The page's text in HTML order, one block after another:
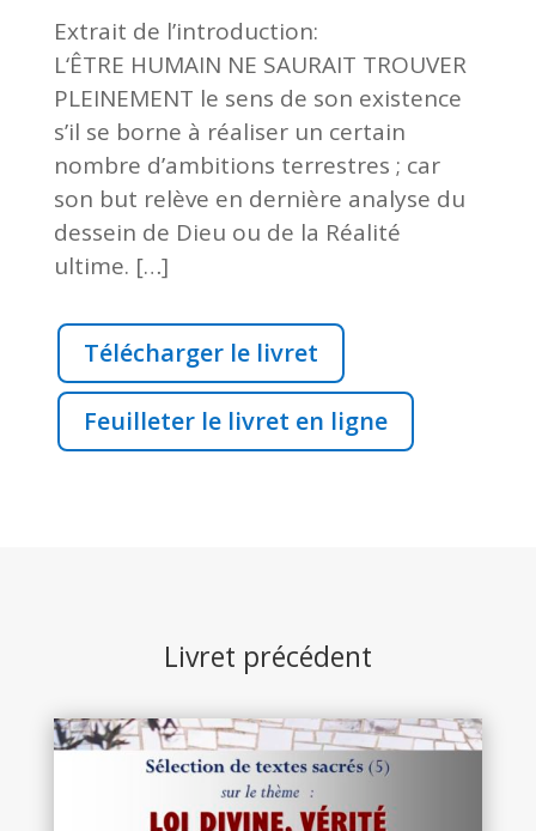
Extrait de l’introduction:
L‘ÊTRE HUMAIN NE SAURAIT TROUVER
PLEINEMENT le sens de son existence
s’il se borne à réaliser un certain
nombre d’ambitions terrestres ; car
son but relève en dernière analyse du
dessein de Dieu ou de la Réalité
ultime. […]
Télécharger le livret
Feuilleter le livret en ligne
Livret précédent